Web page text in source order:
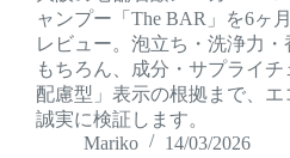
ャンプー「The BAR」を6ヶ
レビュー。泡立ち・洗浄力
もちろん、成分・サプライ
配慮型」表示の根拠まで、
誠実に検証します。
Mariko
14/03/2026